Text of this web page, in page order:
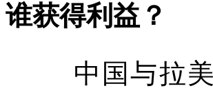
谁获得利益？
中国与拉